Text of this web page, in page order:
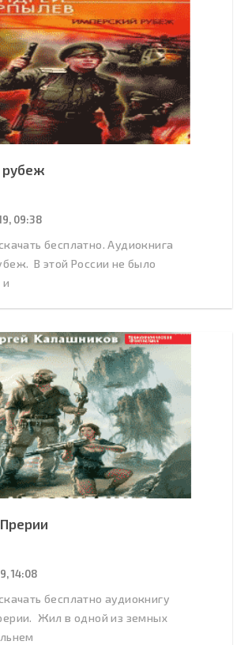
рубеж
09:38
бесплатно. Аудиокнига
В этой России не было
14:08
бесплатно аудиокнигу
Жил в одной из земных